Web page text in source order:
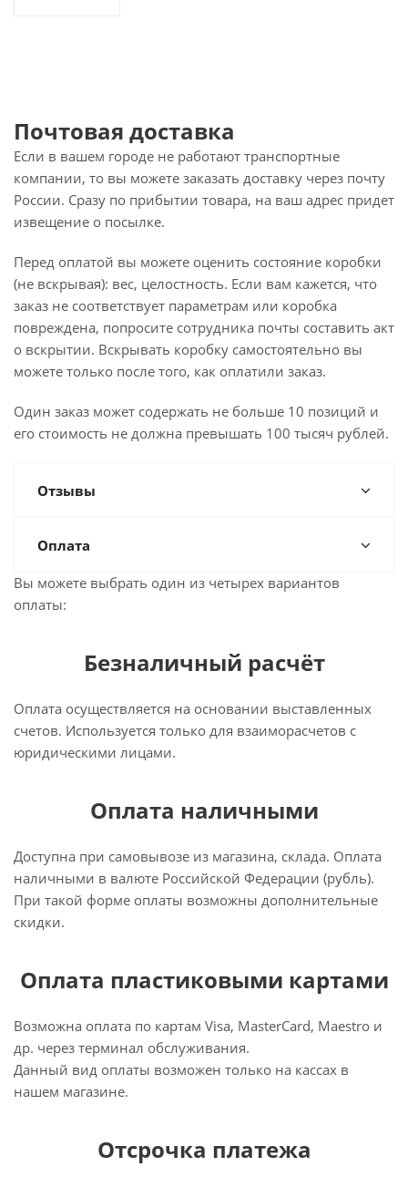
Почтовая доставка
Если в вашем городе не работают транспортные
компании, то вы можете заказать доставку через почту
России. Сразу по прибытии товара, на ваш адрес придет
извещение о посылке.
Перед оплатой вы можете оценить состояние коробки
(не вскрывая): вес, целостность. Если вам кажется, что
заказ не соответствует параметрам или коробка
повреждена, попросите сотрудника почты составить акт
о вскрытии. Вскрывать коробку самостоятельно вы
можете только после того, как оплатили заказ.
Один заказ может содержать не больше 10 позиций и
его стоимость не должна превышать 100 тысяч рублей.
Отзывы
Оплата
Вы можете выбрать один из четырех вариантов
оплаты:
Безналичный расчёт
Оплата осуществляется на основании выставленных
счетов. Используется только для взаиморасчетов с
юридическими лицами.
Оплата наличными
Доступна при самовывозе из магазина, склада. Оплата
наличными в валюте Российской Федерации (рубль).
При такой форме оплаты возможны дополнительные
скидки.
Оплата пластиковыми картами
Возможна оплата по картам Visa, MasterCard, Maestro и
др. через терминал обслуживания.
Данный вид оплаты возможен только на кассах в
нашем магазине.
Отсрочка платежа